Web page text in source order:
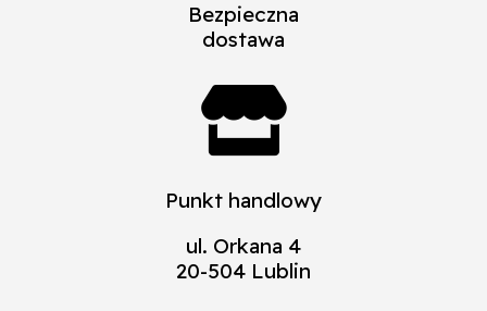
Bezpieczna
dostawa

Punkt handlowy
ul. Orkana 4
20-504 Lublin